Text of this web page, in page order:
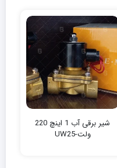
شیر برقی آب 1 اینچ 220
ولت-UW25